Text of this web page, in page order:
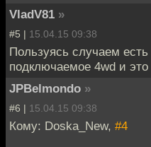
VladV81 »
#5 | 15.04.15 09:38
Пользуясь случаем есть
подключаемое 4wd и
JPBelmondo »
#6 | 15.04.15 09:38
Кому: Doska_New, #4